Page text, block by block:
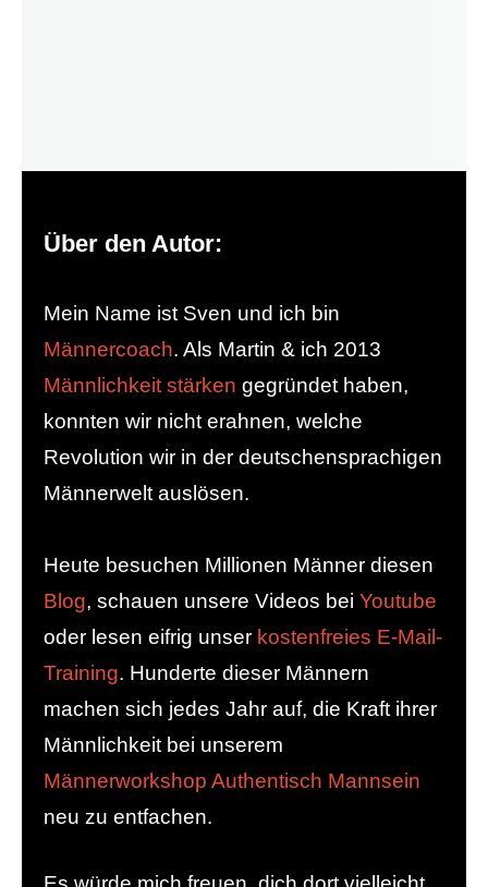
Über den Autor:
Mein Name ist Sven und ich bin
Männercoach. Als Martin & ich 2013
Männlichkeit stärken gegründet haben,
konnten wir nicht erahnen, welche
Revolution wir in der deutschensprachigen
Männerwelt auslösen.
Heute besuchen Millionen Männer diesen
Blog, schauen unsere Videos bei Youtube
oder lesen eifrig unser kostenfreies E-Mail-
Training. Hunderte dieser Männern
machen sich jedes Jahr auf, die Kraft ihrer
Männlichkeit bei unserem
Männerworkshop Authentisch Mannsein
neu zu entfachen.